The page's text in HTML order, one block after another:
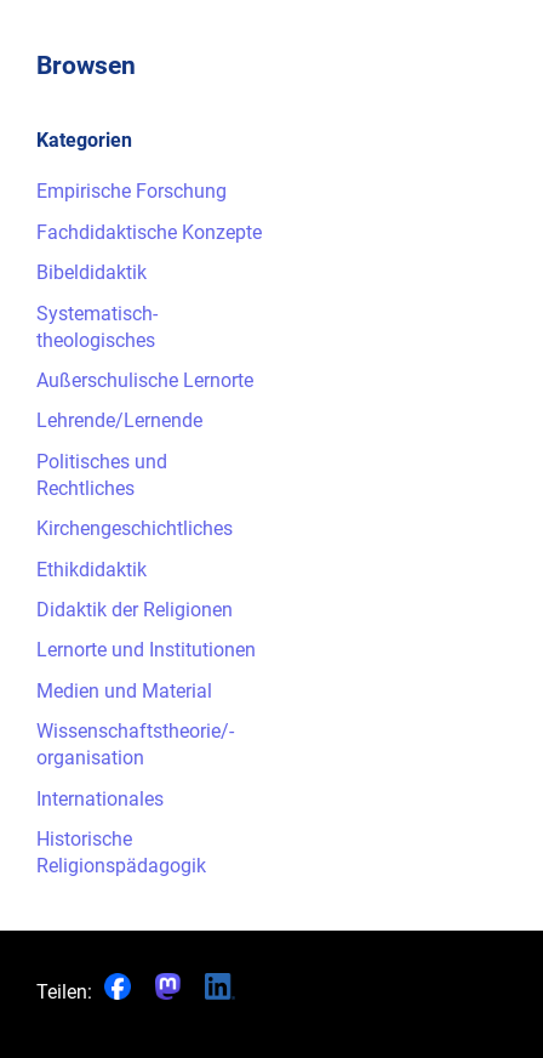
Browsen
Kategorien
Empirische Forschung
Fachdidaktische Konzepte
Bibeldidaktik
Systematisch-
theologisches
Außerschulische Lernorte
Lehrende/Lernende
Politisches und
Rechtliches
Kirchengeschichtliches
Ethikdidaktik
Didaktik der Religionen
Lernorte und Institutionen
Medien und Material
Wissenschaftstheorie/-
organisation
Internationales
Historische
Religionspädagogik
Teilen: